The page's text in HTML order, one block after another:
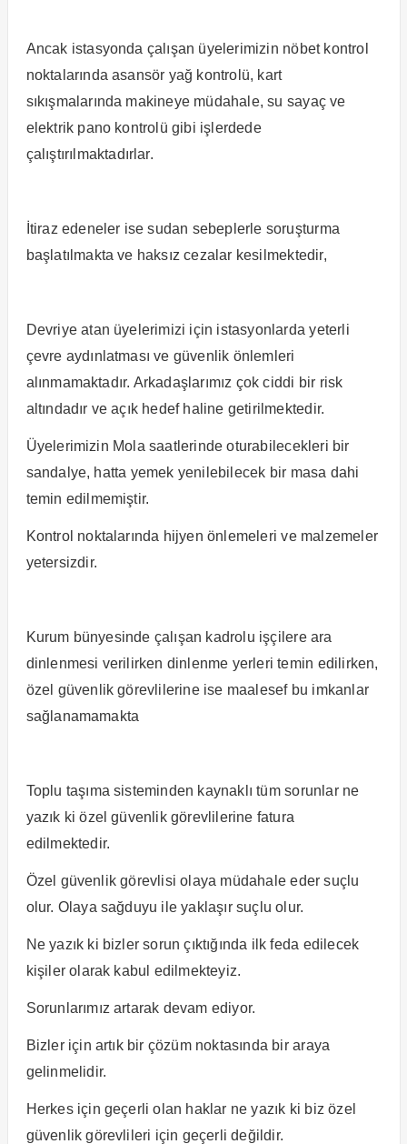
Ancak istasyonda çalışan üyelerimizin nöbet kontrol
noktalarında asansör yağ kontrolü, kart
sıkışmalarında makineye müdahale, su sayaç ve
elektrik pano kontrolü gibi işlerdede
çalıştırılmaktadırlar.
İtiraz edeneler ise sudan sebeplerle soruşturma
başlatılmakta ve haksız cezalar kesilmektedir,
Devriye atan üyelerimizi için istasyonlarda yeterli
çevre aydınlatması ve güvenlik önlemleri
alınmamaktadır. Arkadaşlarımız çok ciddi bir risk
altındadır ve açık hedef haline getirilmektedir.
Üyelerimizin Mola saatlerinde oturabilecekleri bir
sandalye, hatta yemek yenilebilecek bir masa dahi
temin edilmemiştir.
Kontrol noktalarında hijyen önlemeleri ve malzemeler
yetersizdir.
Kurum bünyesinde çalışan kadrolu işçilere ara
dinlenmesi verilirken dinlenme yerleri temin edilirken,
özel güvenlik görevlilerine ise maalesef bu imkanlar
sağlanamamakta
Toplu taşıma sisteminden kaynaklı tüm sorunlar ne
yazık ki özel güvenlik görevlilerine fatura
edilmektedir.
Özel güvenlik görevlisi olaya müdahale eder suçlu
olur. Olaya sağduyu ile yaklaşır suçlu olur.
Ne yazık ki bizler sorun çıktığında ilk feda edilecek
kişiler olarak kabul edilmekteyiz.
Sorunlarımız artarak devam ediyor.
Bizler için artık bir çözüm noktasında bir araya
gelinmelidir.
Herkes için geçerli olan haklar ne yazık ki biz özel
güvenlik görevlileri için geçerli değildir.